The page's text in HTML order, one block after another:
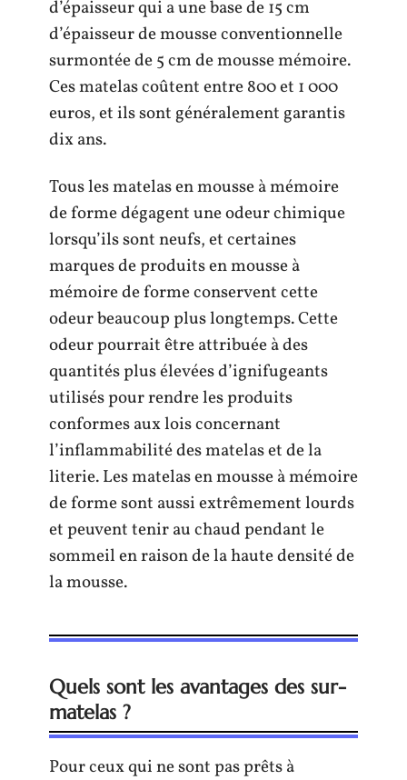
d’épaisseur qui a une base de 15 cm
d’épaisseur de mousse conventionnelle
surmontée de 5 cm de mousse mémoire.
Ces matelas coûtent entre 800 et 1 000
euros, et ils sont généralement garantis
dix ans.
Tous les matelas en mousse à mémoire
de forme dégagent une odeur chimique
lorsqu’ils sont neufs, et certaines
marques de produits en mousse à
mémoire de forme conservent cette
odeur beaucoup plus longtemps. Cette
odeur pourrait être attribuée à des
quantités plus élevées d’ignifugeants
utilisés pour rendre les produits
conformes aux lois concernant
l’inflammabilité des matelas et de la
literie. Les matelas en mousse à mémoire
de forme sont aussi extrêmement lourds
et peuvent tenir au chaud pendant le
sommeil en raison de la haute densité de
la mousse.
Quels sont les avantages des sur-
matelas ?
Pour ceux qui ne sont pas prêts à